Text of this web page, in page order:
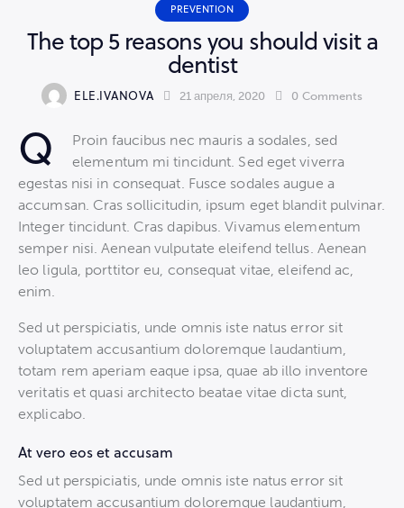
PREVENTION
The top 5 reasons you should visit a
dentist
ELE.IVANOVA 21 апреля, 2020 0 Comments
Q
Proin faucibus nec mauris a sodales, sed
elementum mi tincidunt. Sed eget viverra
egestas nisi in consequat. Fusce sodales augue a
accumsan. Cras sollicitudin, ipsum eget blandit pulvinar.
Integer tincidunt. Cras dapibus. Vivamus elementum
semper nisi. Aenean vulputate eleifend tellus. Aenean
leo ligula, porttitor eu, consequat vitae, eleifend ac,
enim.
Sed ut perspiciatis, unde omnis iste natus error sit
voluptatem accusantium doloremque laudantium,
totam rem aperiam eaque ipsa, quae ab illo inventore
veritatis et quasi architecto beatae vitae dicta sunt,
explicabo.
At vero eos et accusam
Sed ut perspiciatis, unde omnis iste natus error sit
voluptatem accusantium doloremque laudantium,